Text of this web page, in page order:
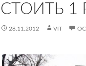
СТОИТЬ 1
28.11.2012 VIT